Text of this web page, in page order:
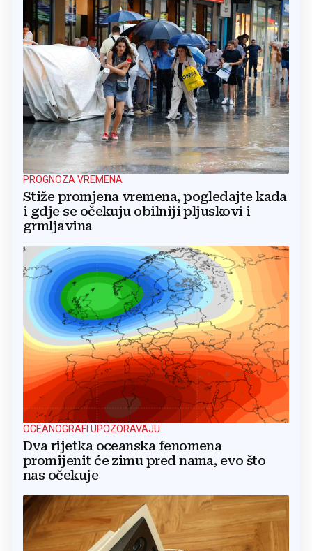
PROGNOZA VREMENA
Stiže promjena vremena, pogledajte kada
i gdje se očekuju obilniji pljuskovi i
grmljavina
OCEANOGRAFI UPOZORAVAJU
Dva rijetka oceanska fenomena
promijenit će zimu pred nama, evo što
nas očekuje